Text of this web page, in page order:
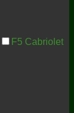
F5 Cabriolet